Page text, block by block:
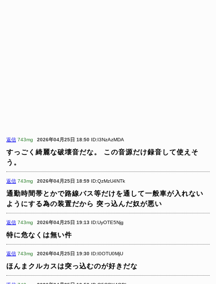
返信 743mg 2026年04月25日 18:50 ID:I3NzAzMDA
すっごく綺麗な破壊音だな。
この音源だけ録音して使えそ
う。
返信 743mg 2026年04月25日 18:59 ID:QzMzU4NTk
通勤時間帯とかで路線バス等だけを通して一般車が入れない
ようにする為の装置だから 突っ込んだ奴が悪い
返信 743mg 2026年04月25日 19:13 ID:UyOTE5Njg
特に危なくは無い件
返信 743mg 2026年04月25日 19:30 ID:I0OTU0MjU
ほんまクルカスは突っ込むのが好きだな